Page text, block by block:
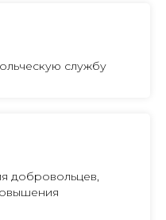
службу
добровольцев,